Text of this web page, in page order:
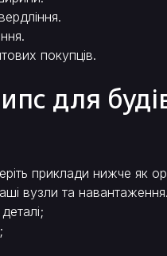
покупців.
для
приклади нижче як
вузли та навантаження.